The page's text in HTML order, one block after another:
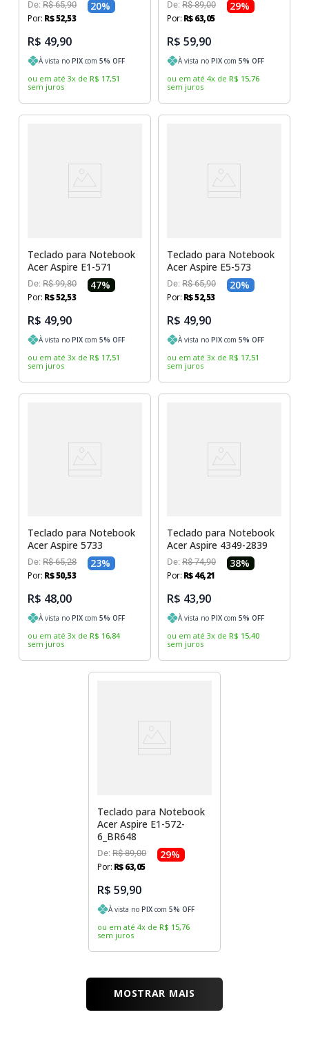
De:R$ 65,90 20%
Por: R$52,53
R$ 49,90
À vista noPIX com5% OFF
ou em até 3x de R$ 17,51
sem juros
De: R$ 89,00 29%
Por: R$63,05
R$ 59,90
À vista no PIX com 5% OFF
ou em até 4x de R$ 15,76
sem juros
Teclado para Notebook
Acer Aspire E1-571
De:R$ 99,80 47%
Por: R$52,53
R$ 49,90
À vista noPIX com5% OFF
ou em até 3x de R$ 17,51
sem juros
Teclado para Notebook
Acer Aspire E5-573
De: R$ 65,90 20%
Por: R$52,53
R$ 49,90
À vista no PIX com 5% OFF
ou em até 3x de R$ 17,51
sem juros
Teclado para Notebook
Acer Aspire 5733
De:R$ 65,28 23%
Por: R$50,53
R$ 48,00
À vista noPIX com5% OFF
ou em até 3x de R$ 16,84
sem juros
Teclado para Notebook
Acer Aspire 4349-2839
De: R$ 74,90 38%
Por: R$46,21
R$ 43,90
À vista no PIX com 5% OFF
ou em até 3x de R$ 15,40
sem juros
Teclado para Notebook
Acer Aspire E1-572-
6_BR648
De:R$ 89,00 29%
Por: R$63,05
R$ 59,90
À vista noPIX com5% OFF
ou em até 4x de R$ 15,76
sem juros
MOSTRAR MAIS